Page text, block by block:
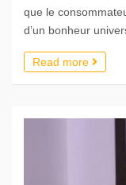
que le
d’un bonheur
Read more